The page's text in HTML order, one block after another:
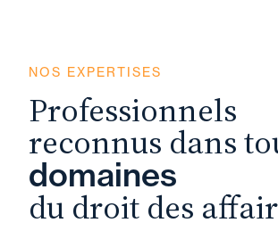
NOS EXPERTISES
Professionnels
reconnus dans
domaines
du droit des